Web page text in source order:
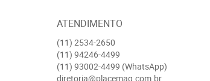
ATENDIMENTO
(11) 2534-2650
(11) 94246-4499
(11) 93002-4499 (WhatsApp)
diretoria@placemaq.com.br